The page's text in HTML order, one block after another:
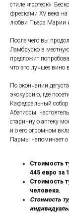
стиле «гротеск».
фресками XV века
любви Пьера Марии
После чего вы
Ламбруско в
предложит
что это лучшее вино
По окончании
экскурсию, где
Кафедральный
Абатиссы,
старинную аптеку
и о его огромном
Пармы напоминает о
Стоимость
445 евро за
Стоимость
человека.
Стоимость